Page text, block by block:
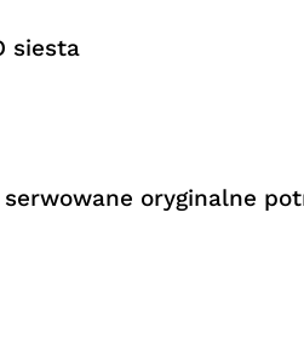
siesta
serwowane oryginalne